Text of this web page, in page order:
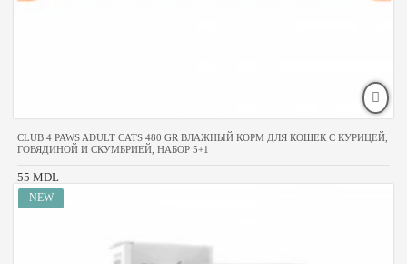
CLUB 4 PAWS ADULT CATS 480 GR ВЛАЖНЫЙ КОРМ ДЛЯ КОШЕК С КУРИЦЕЙ,
ГОВЯДИНОЙ И СКУМБРИЕЙ, НАБОР 5+1
55 MDL